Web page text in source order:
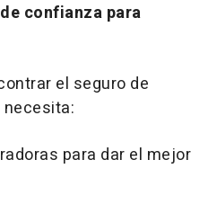
confianza para
el seguro de
para dar el mejor